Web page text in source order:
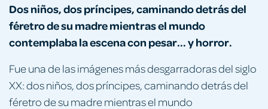
Dos niños, dos príncipes, caminando detrás del
féretro de su madre mientras el mundo
contemplaba la escena con pesar... y horror.
Fue una de las imágenes más desgarradoras del siglo
XX: dos niños, dos príncipes, caminando detrás del
féretro de su madre mientras el mundo